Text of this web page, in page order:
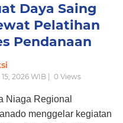
Daya Saing
Pelatihan
Pendanaan
2026 WIB | 0 Views
Niaga Regional
menggelar kegiatan